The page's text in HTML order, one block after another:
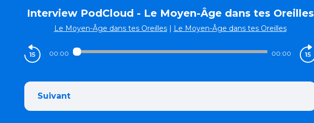
Interview PodCloud - Le Moyen-Âge dans tes Oreilles
Le Moyen-Âge dans tes Oreilles | Le Moyen-Âge dans tes Oreilles
00:00 00:00
Suivant